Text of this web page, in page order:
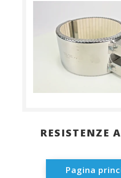
RESISTENZE
Pagina